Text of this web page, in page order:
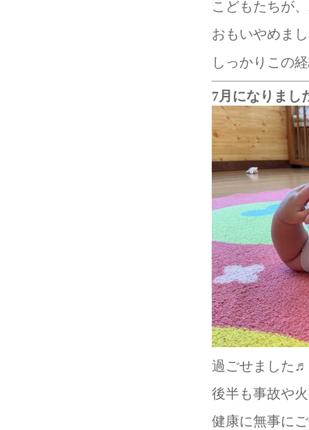
こどもたちが
おもいやめま
しっかりこの
7月になりまし
過ごせました♬
後半も事故や
健康に無事に